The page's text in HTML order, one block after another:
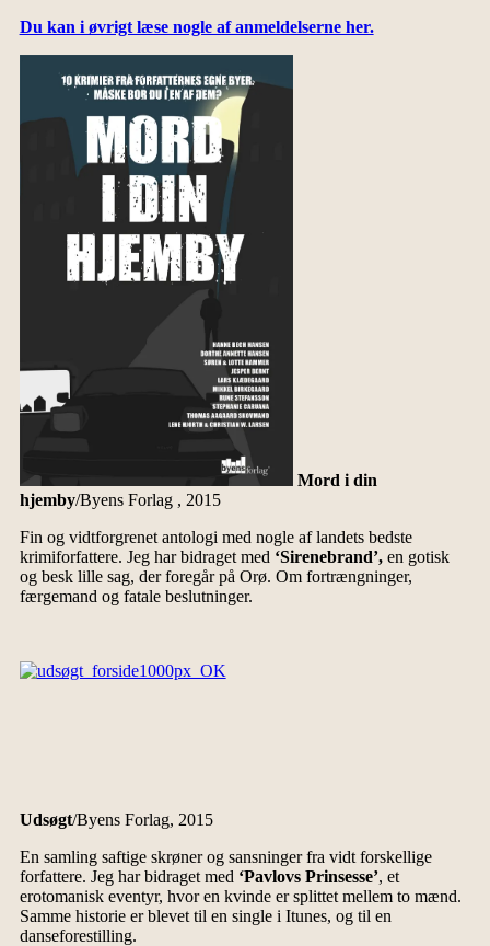
Du kan i øvrigt læse nogle af anmeldelserne her.
Mord i din
hjemby/Byens Forlag , 2015
Fin og vidtforgrenet antologi med nogle af landets bedste
krimiforfattere. Jeg har bidraget med ‘Sirenebrand’,en gotisk
og besk lille sag, der foregår på Orø. Om fortrængninger,
færgemand og fatale beslutninger.
Udsøgt/Byens Forlag, 2015
En samling saftige skrøner og sansninger fra vidt forskellige
forfattere. Jeg har bidraget med ‘Pavlovs Prinsesse’, et
erotomanisk eventyr, hvor en kvinde er splittet mellem to mænd.
Samme historie er blevet til en single i Itunes, og til en
danseforestilling.